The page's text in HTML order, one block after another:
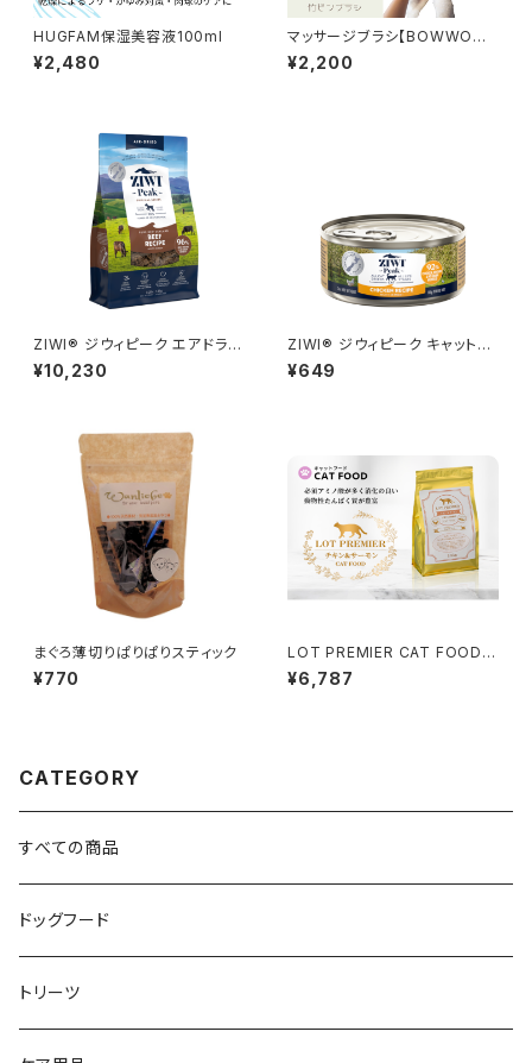
HUGFAM保湿美容液100ml
¥2,480
マッサージブラシ【BOWWOW
ブラシ(バウワウブラシ)】
¥2,200
ZIWI® ジウィピーク エアドラ
イ・ドッグフード グラスフェッドビ
ーフ1kg
¥10,230
ZIWI® ジウィピーク キャット
缶 フリーレンジチキン 85g
¥649
まぐろ薄切りぱりぱりスティック
¥770
LOT PREMIER CAT FOOD 1.
8kg
¥6,787
CATEGORY
すべての商品
ドッグフード
トリーツ